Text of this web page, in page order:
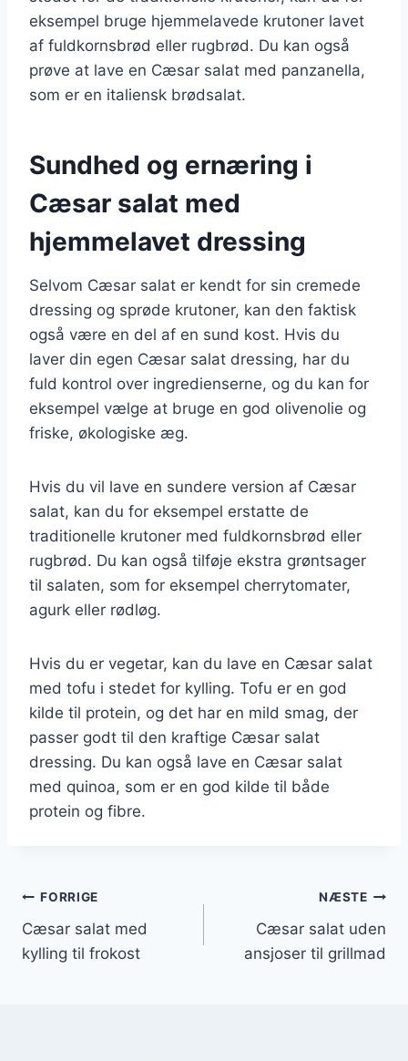
eksempel bruge hjemmelavede krutoner lavet
af fuldkornsbrød eller rugbrød. Du kan også
prøve at lave en Cæsar salat med panzanella,
som er en italiensk brødsalat.
Sundhed og ernæring i
Cæsar salat med
hjemmelavet dressing
Selvom Cæsar salat er kendt for sin cremede
dressing og sprøde krutoner, kan den faktisk
også være en del af en sund kost. Hvis du
laver din egen Cæsar salat dressing, har du
fuld kontrol over ingredienserne, og du kan for
eksempel vælge at bruge en god olivenolie og
friske, økologiske æg.
Hvis du vil lave en sundere version af Cæsar
salat, kan du for eksempel erstatte de
traditionelle krutoner med fuldkornsbrød eller
rugbrød. Du kan også tilføje ekstra grøntsager
til salaten, som for eksempel cherrytomater,
agurk eller rødløg.
Hvis du er vegetar, kan du lave en Cæsar salat
med tofu i stedet for kylling. Tofu er en god
kilde til protein, og det har en mild smag, der
passer godt til den kraftige Cæsar salat
dressing. Du kan også lave en Cæsar salat
med quinoa, som er en god kilde til både
protein og fibre.
Indlægsnavigation
FORRIGE
Cæsar salat med
kylling til frokost
NÆSTE
Cæsar salat uden
ansjoser til grillmad